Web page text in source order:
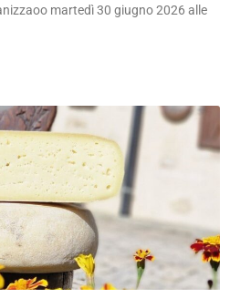
martedì 30 giugno 2026 alle